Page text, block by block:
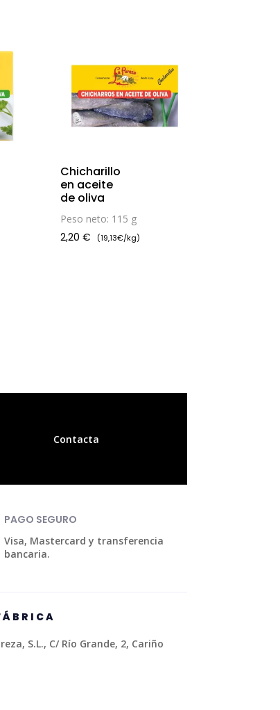
Chicharillo
en aceite
de oliva
Peso neto: 115 g
2,20 € (19,13€/kg)
Contacta
PAGO SEGURO
Visa, Mastercard y transferencia
bancaria.
S.L., C/ Río Grande, 2, Cariño